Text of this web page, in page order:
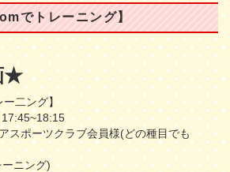
でトレーニング】
★
ー二ング】
スポーツクラブ会員様(どの種目でも
ニング)